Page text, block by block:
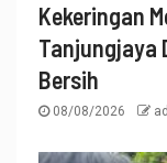
Kekeringan
Tanjungjaya
Bersih
08/08/2026